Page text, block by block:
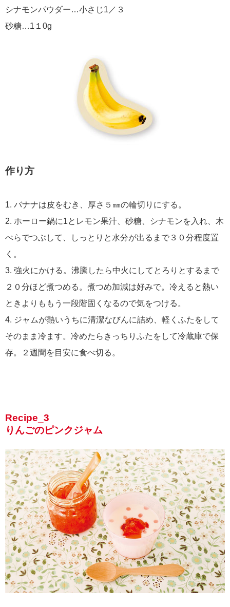
シナモンパウダー…小さじ1／３
砂糖…1１0g
作り方
1. バナナは皮をむき、厚さ５㎜の輪切りにする。
2. ホーロー鍋に1とレモン果汁、砂糖、シナモンを入れ、木
べらでつぶして、しっとりと水分が出るまで３０分程度置
く。
3. 強火にかける。沸騰したら中火にしてとろりとするまで
２０分ほど煮つめる。煮つめ加減は好みで。冷えると熱い
ときよりももう一段階固くなるので気をつける。
4. ジャムが熱いうちに清潔なびんに詰め、軽くふたをして
そのまま冷ます。冷めたらきっちりふたをして冷蔵庫で保
存。２週間を目安に食べ切る。
Recipe_3
りんごのピンクジャム